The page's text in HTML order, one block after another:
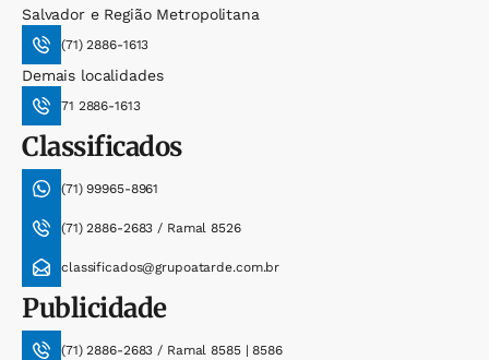
Salvador e Região Metropolitana
(71) 2886-1613
Demais localidades
71 2886-1613
Classificados
(71) 99965-8961
(71) 2886-2683 / Ramal 8526
classificados@grupoatarde.com.br
Publicidade
(71) 2886-2683 / Ramal 8585 | 8586